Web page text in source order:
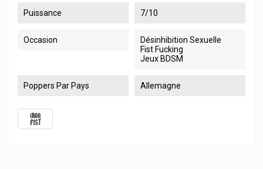
Puissance 7/10
Occasion
Désinhibition Sexuelle
Fist Fucking
Jeux BDSM
Poppers Par Pays Allemagne